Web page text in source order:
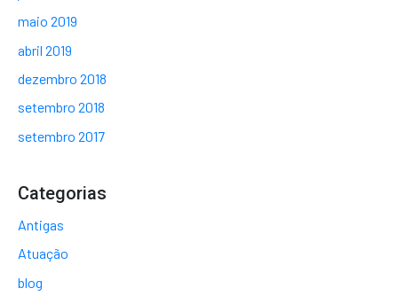
maio 2019
abril 2019
dezembro 2018
setembro 2018
setembro 2017
Categorias
Antigas
Atuação
blog